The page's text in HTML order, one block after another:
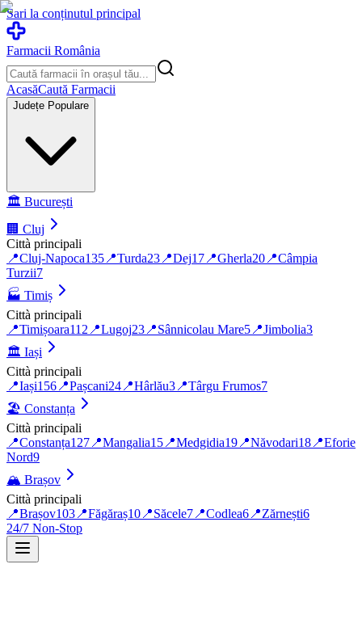
Sari la conținutul principal
Farmacii România
AcasăCaută Farmacii
Județe Populare
🏛️ București
🏢 Cluj
Città principali
📍Cluj-Napoca135 📍Turda23 📍Dej17 📍Gherla20 📍Câmpia
Turzii7
🏭 Timiș
Città principali
📍Timișoara112 📍Lugoj23 📍Sânnicolau Mare5 📍Jimbolia3
🏛️ Iași
Città principali
📍Iași156 📍Pașcani24 📍Hârlău3 📍Târgu Frumos7
🏖️ Constanța
Città principali
📍Constanța127 📍Mangalia15 📍Medgidia19 📍Năvodari18 📍Eforie
Nord9
🏔️ Brașov
Città principali
📍Brașov103 📍Făgăraș10 📍Săcele7 📍Codlea6 📍Zărnești6
24/7 Non-Stop